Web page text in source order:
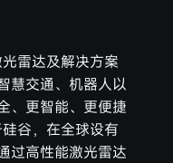
雷达及解决方案
慧交通、机器人以
、更智能、更便捷
谷，在全球设有
过高性能激光雷达